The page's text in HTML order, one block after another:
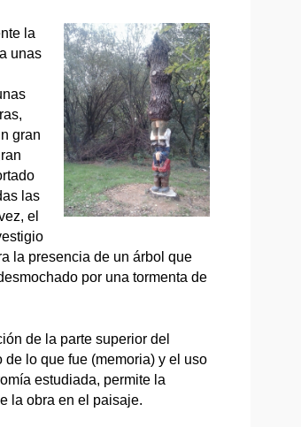
la
unas
gran
las
el
la presencia de un árbol que
por una tormenta de
de la parte superior del
de lo que fue (memoria) y el uso
estudiada, permite la
la obra en el paisaje.